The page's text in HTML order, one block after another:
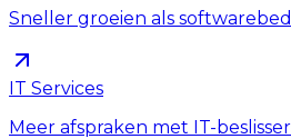
Sneller groeien als
IT Services
Meer afspraken met IT-